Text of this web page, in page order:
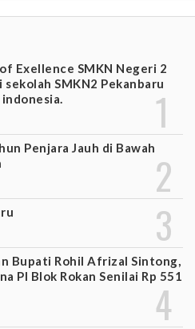
Exellence SMKN Negeri 2
SMKN2 Pekanbaru
Penjara Jauh di Bawah
Bupati Rohil Afrizal Sintong,
PI Blok Rokan Senilai Rp 551